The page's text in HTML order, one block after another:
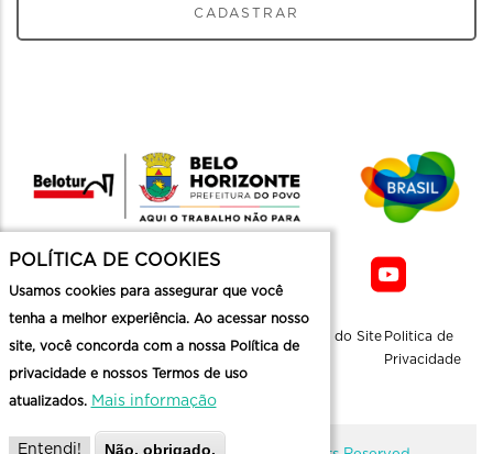
CADASTRAR
Mapa do Site Politica de
Privacidade
POLÍTICA DE COOKIES
Usamos cookies para assegurar que você
tenha a melhor experiência. Ao acessar nosso
site, você concorda com a nossa Política de
privacidade e nossos Termos de uso
atualizados. Mais informação
Entendi! Não, obrigado.